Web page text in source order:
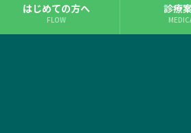
はじめての方へ
FLOW
診療